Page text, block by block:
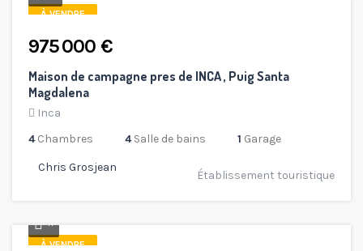
À VENDRE
975 000 €
Maison de campagne pres de INCA , Puig Santa
Magdalena
Inca
4Chambres 4Salle de bains 1 Garage
Chris Grosjean
Établissement touristique
À VENDRE
11